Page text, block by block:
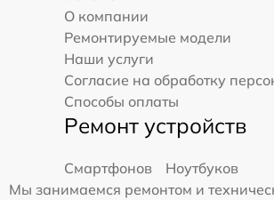
О компании
Ремонтируемые модели
Наши услуги
Согласие на обработку
Способы оплаты
Ремонт устройств
Смартфонов
Ноутбуков
Мы занимаемся ремонтом и